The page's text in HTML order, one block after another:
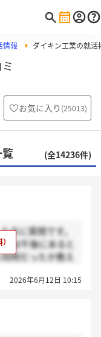
情報 ダイキン工業の就活
お気に入り (25013)
(全14236件)
方に質問です。
は午後にあると
時だったか教え
が、、、
2026年6月12日 10:15